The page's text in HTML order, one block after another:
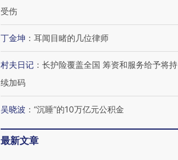
受伤
丁金坤 ： 耳闻目睹的几位律师
村夫日记 ： 长护险覆盖全国 筹资和服务给予将持
续加码
吴晓波 ： “沉睡”的10万亿元公积金
最新文章